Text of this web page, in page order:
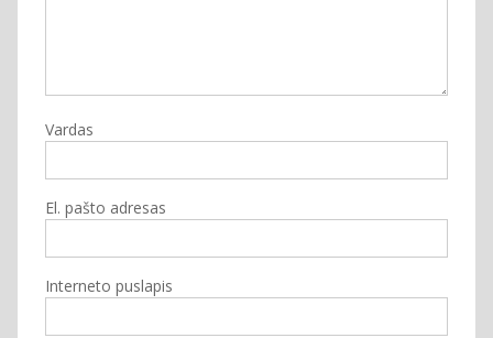
Vardas
El. pašto adresas
Interneto puslapis